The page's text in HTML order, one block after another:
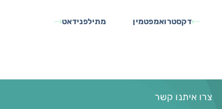
דקסטרואמפטמין מתילפנידאט
צרו איתנו קשר